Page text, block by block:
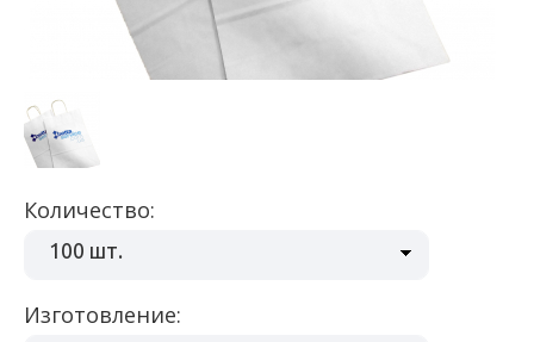
Количество:
100 шт.
Изготовление: